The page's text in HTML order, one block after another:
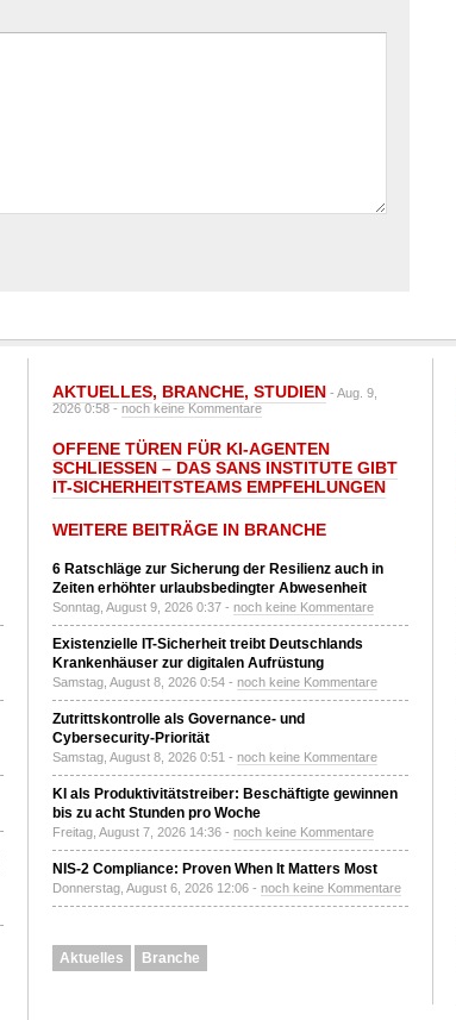
AKTUELLES, BRANCHE, STUDIEN - Aug. 9,
2026 0:58 -noch keine Kommentare
OFFENE TÜREN FÜR KI-AGENTEN
SCHLIESSEN – DAS SANS INSTITUTE GIBT I
T-SICHERHEITSTEAMS EMPFEHLUNGEN
WEITERE BEITRÄGE IN BRANCHE
6 Ratschläge zur Sicherung der Resilienz auch in
Zeiten erhöhter urlaubsbedingter Abwesenheit
Sonntag, August 9, 2026 0:37 - noch keine Kommentare
Existenzielle IT-Sicherheit treibt Deutschlands
Krankenhäuser zur digitalen Aufrüstung
Samstag, August 8, 2026 0:54 - noch keine Kommentare
Zutrittskontrolle als Governance- und
Cybersecurity-Priorität
Samstag, August 8, 2026 0:51 - noch keine Kommentare
KI als Produktivitätstreiber: Beschäftigte gewinnen
bis zu acht Stunden pro Woche
Freitag, August 7, 2026 14:36 - noch keine Kommentare
NIS-2 Compliance: Proven When It Matters Most
Donnerstag, August 6, 2026 12:06 - noch keine Kommentare
Aktuelles Branche